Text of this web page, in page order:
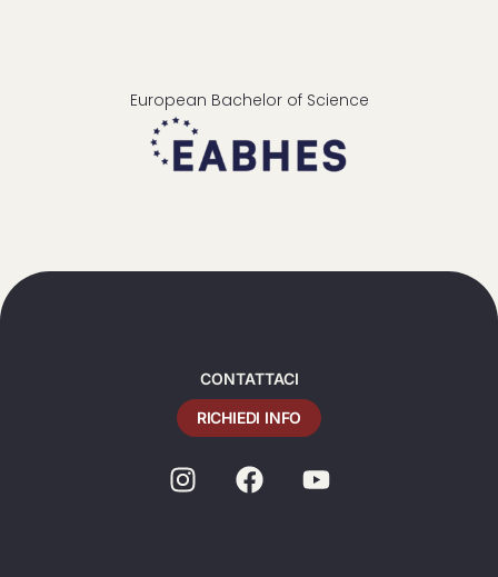
European Bachelor of Science
CONTATTACI
RICHIEDI INFO